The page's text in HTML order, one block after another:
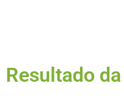
Resultado